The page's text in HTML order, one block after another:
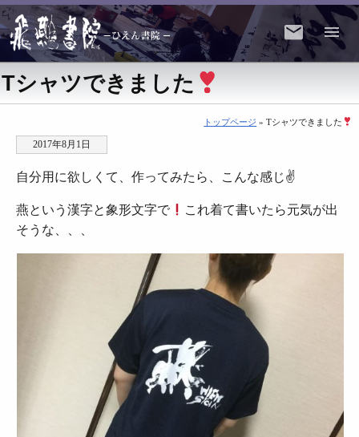
Tシャツできました
トップページ » Tシャツできました
2017年8月1日
自分用に欲しくて、作ってみたら、こんな感じ✌️
燕という漢字と象形文字で
これ着て書いたら元気が出
そうな、、、